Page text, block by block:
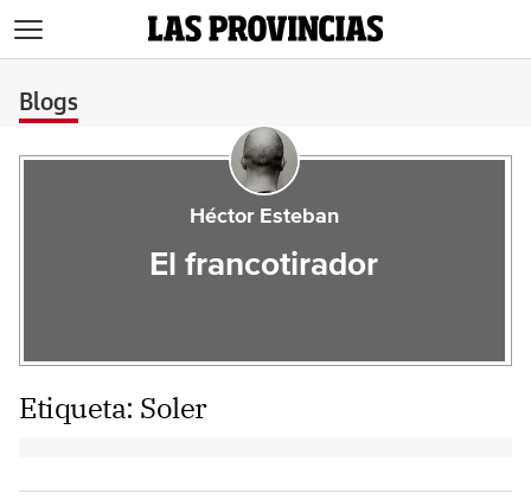
Blogs
Héctor Esteban
El francotirador
Etiqueta: Soler